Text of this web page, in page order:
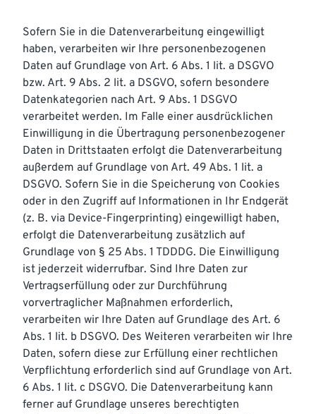
Sofern Sie in die Datenverarbeitung eingewilligt
haben, verarbeiten wir Ihre personenbezogenen
Daten auf Grundlage von Art. 6 Abs. 1 lit. a DSGVO
bzw. Art. 9 Abs. 2 lit. a DSGVO, sofern besondere
Datenkategorien nach Art. 9 Abs. 1 DSGVO
verarbeitet werden. Im Falle einer ausdrücklichen
Einwilligung in die Übertragung personenbezogener
Daten in Drittstaaten erfolgt die Datenverarbeitung
außerdem auf Grundlage von Art. 49 Abs. 1 lit. a
DSGVO. Sofern Sie in die Speicherung von Cookies
oder in den Zugriff auf Informationen in Ihr Endgerät
(z. B. via Device-Fingerprinting) eingewilligt haben,
erfolgt die Datenverarbeitung zusätzlich auf
Grundlage von § 25 Abs. 1 TDDDG. Die Einwilligung
ist jederzeit widerrufbar. Sind Ihre Daten zur
Vertragserfüllung oder zur Durchführung
vorvertraglicher Maßnahmen erforderlich,
verarbeiten wir Ihre Daten auf Grundlage des Art. 6
Abs. 1 lit. b DSGVO. Des Weiteren verarbeiten wir Ihre
Daten, sofern diese zur Erfüllung einer rechtlichen
Verpflichtung erforderlich sind auf Grundlage von Art.
6 Abs. 1 lit. c DSGVO. Die Datenverarbeitung kann
ferner auf Grundlage unseres berechtigten